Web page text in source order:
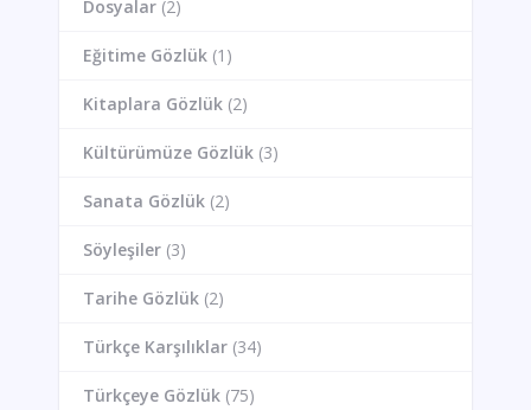
Dosyalar(2)
Eğitime Gözlük(1)
Kitaplara Gözlük(2)
Kültürümüze Gözlük(3)
Sanata Gözlük(2)
Söyleşiler(3)
Tarihe Gözlük(2)
Türkçe Karşılıklar(34)
Türkçeye Gözlük(75)